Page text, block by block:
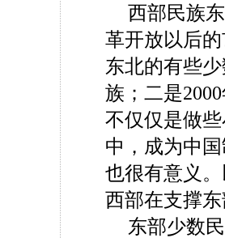
西部民族
革开放以后
东北的有些
族；二是
不仅仅是做
中，成为中
也很有意义
西部在支撑
东部少数